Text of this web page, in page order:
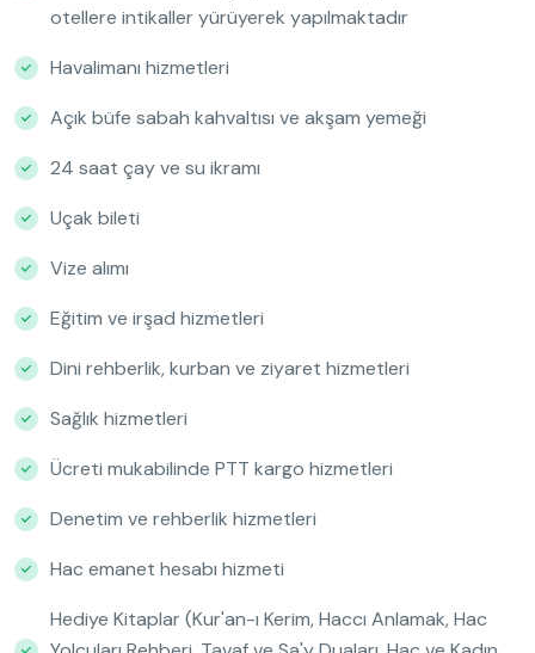
otellere intikaller yürüyerek yapılmaktadır
Havalimanı hizmetleri
Açık büfe sabah kahvaltısı ve akşam yemeği
24 saat çay ve su ikramı
Uçak bileti
Vize alımı
Eğitim ve irşad hizmetleri
Dini rehberlik, kurban ve ziyaret hizmetleri
Sağlık hizmetleri
Ücreti mukabilinde PTT kargo hizmetleri
Denetim ve rehberlik hizmetleri
Hac emanet hesabı hizmeti
Hediye Kitaplar (Kur'an-ı Kerim, Haccı Anlamak, Hac